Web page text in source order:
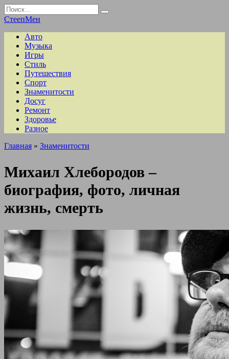
Перейти
к
Search
for:
СтеепМен
Авто
Музыка
Игры
Стиль
Путешествия
Спорт
Знаменитости
Досуг
Ремонт
Здоровье
Разное
Главная » Знаменитости
Михаил Хлебородов –
биография, фото, личная
жизнь, смерть